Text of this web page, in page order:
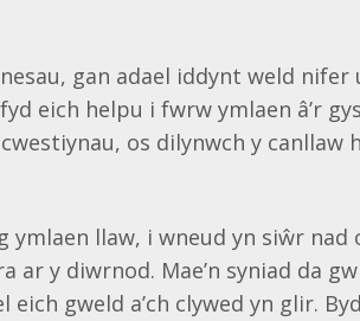
gan adael iddynt weld nifer
eich helpu i fwrw ymlaen â’r
os dilynwch y canllaw
llaw, i wneud yn siŵr nad
ar y diwrnod. Mae’n syniad da
gweld a’ch clywed yn glir.